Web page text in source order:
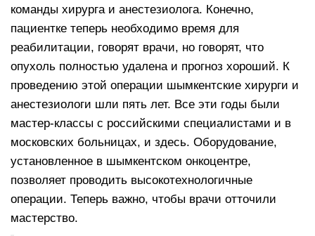
команды хирурга и анестезиолога. Конечно,
пациентке теперь необходимо время для
реабилитации, говорят врачи, но говорят, что
опухоль полностью удалена и прогноз хороший. К
проведению этой операции шымкентские хирурги и
анестезиологи шли пять лет. Все эти годы были
мастер-классы с российскими специалистами и в
московских больницах, и здесь. Оборудование,
установленное в шымкентском онкоцентре,
позволяет проводить высокотехнологичные
операции. Теперь важно, чтобы врачи отточили
мастерство.